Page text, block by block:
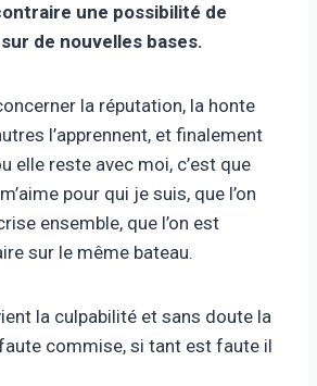
une possibilité de
de nouvelles bases.
la réputation, la honte
l’apprennent, et finalement
elle reste avec moi, c’est que
pour qui je suis, que l’on
ensemble, que l’on est
sur le même bateau.
la culpabilité et sans doute la
faute commise, si tant est faute il